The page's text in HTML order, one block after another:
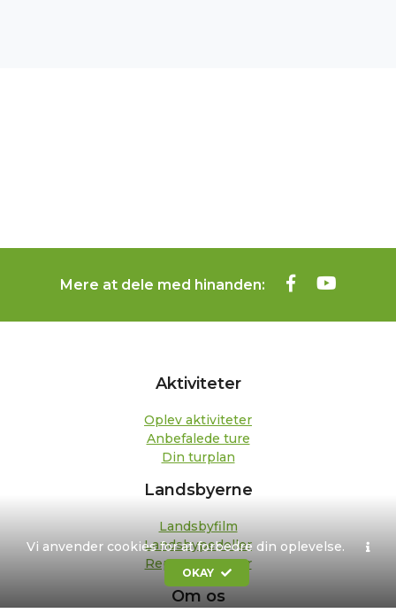
Vi anvender cookies for at forbedre din oplevelse.
OKAY
Mere at dele med hinanden:
Aktiviteter
Oplev aktiviteter
Anbefalede ture
Din turplan
Landsbyerne
Landsbyfilm
Landsbypedeller
Repræsentanter
Om os